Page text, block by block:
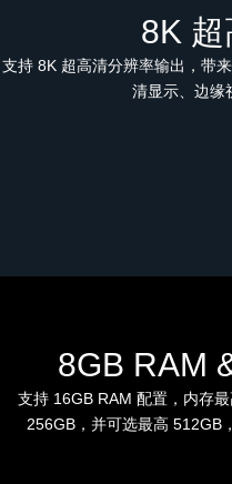
8K
支持 8K 超高清分辨率输出，带
清显示、边缘
8GB RAM
支持 16GB RAM 配置，内存
256GB，并可选最高 512GB